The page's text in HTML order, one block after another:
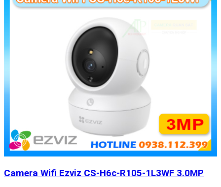
Camera Wifi Ezviz CS-H6c-R105-1L3WF 3.0MP